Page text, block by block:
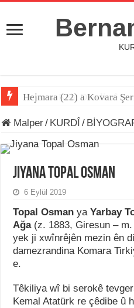
Hejmara (22) a Kovara
Destana Kela Dimdimê
Malper/ KURDÎ /
Jiyana Topal Osman
6 Eylül 2019
Topal Osman yaYarbay
Ağa(z. 1883, Giresun – m.
yek ji xwînrêjên mezin ên
damezrandina Komara
e.
Têkiliya wî bi serokê
Kemal Atatürk re çêdibe û